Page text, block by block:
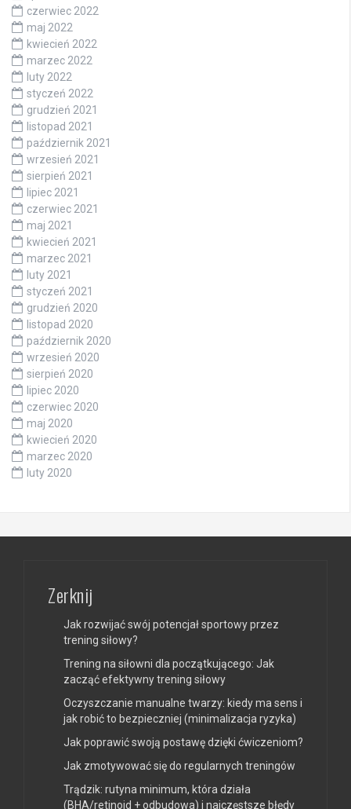
czerwiec 2022
maj 2022
kwiecień 2022
marzec 2022
luty 2022
styczeń 2022
grudzień 2021
listopad 2021
październik 2021
wrzesień 2021
sierpień 2021
lipiec 2021
czerwiec 2021
maj 2021
kwiecień 2021
marzec 2021
luty 2021
styczeń 2021
grudzień 2020
listopad 2020
październik 2020
wrzesień 2020
sierpień 2020
lipiec 2020
czerwiec 2020
maj 2020
kwiecień 2020
marzec 2020
luty 2020
Zerknij
Jak rozwijać swój potencjał sportowy przez
trening siłowy?
Trening na siłowni dla początkującego: Jak
zacząć efektywny trening siłowy
Oczyszczanie manualne twarzy: kiedy ma sens i
jak robić to bezpieczniej (minimalizacja ryzyka)
Jak poprawić swoją postawę dzięki ćwiczeniom?
Jak zmotywować się do regularnych treningów
Trądzik: rutyna minimum, która działa
(BHA/retinoid + odbudowa) i najczęstsze błędy